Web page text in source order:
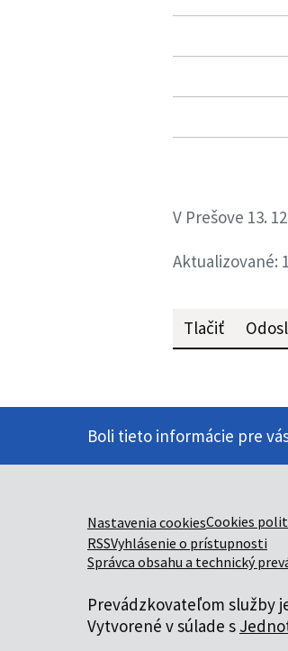
V Prešove 13.
Aktualizované:
Tlačiť
Boli tieto informácie pre
Nastavenia cookiesCookies
RSSVyhlásenie o prístupnosti
Správca obsahu a technický
Prevádzkovateľom služby
Vytvorené v súlade s